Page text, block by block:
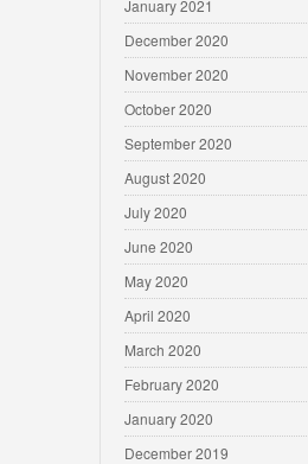
January 2021
December 2020
November 2020
October 2020
September 2020
August 2020
July 2020
June 2020
May 2020
April 2020
March 2020
February 2020
January 2020
December 2019